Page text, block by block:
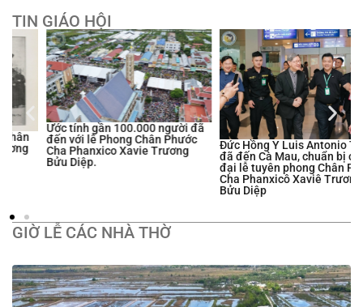
TIN GIÁO HỘI
Ước tính gần 100.000 người đã
đến với lễ Phong Chân Phước
Cha Phanxico Xavie Trương
Bửu Diệp.
Đức Hồng Y Luis Antonio Tagle
đã đến Cà Mau, chuẩn bị cho
đại lễ tuyên phong Chân Phước
Cha Phanxicô Xaviê Trương
Bửu Diệp
GIỜ LỄ CÁC NHÀ THỜ